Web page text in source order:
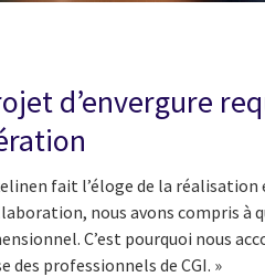
d’envergure
fait l’éloge de la réalisation
nous avons compris à
C’est pourquoi nous
des professionnels de CGI. »